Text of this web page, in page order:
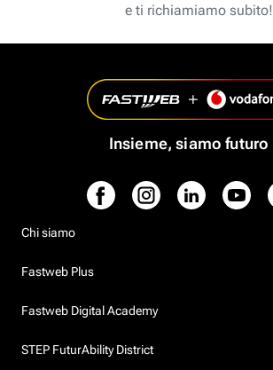
e ti richiamiamo subito!
Insieme, siamo futuro
Chi siamo
Fastweb Plus
Fastweb Digital Academy
STEP FuturAbility District